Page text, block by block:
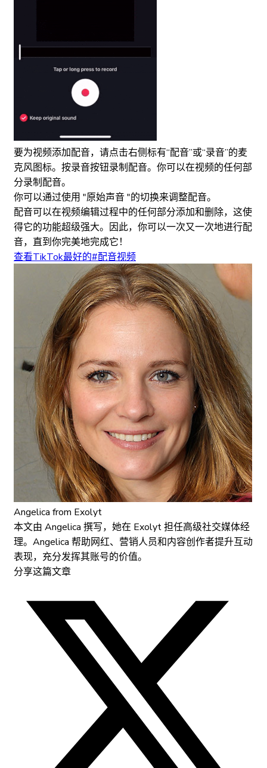
要为视频添加配音，请点击右侧标有“配音”或“录音”的麦
克风图标。按录音按钮录制配音。你可以在视频的任何部
分录制配音。
你可以通过使用 "原始声音 "的切换来调整配音。
配音可以在视频编辑过程中的任何部分添加和删除，这使
得它的功能超级强大。因此，你可以一次又一次地进行配
音，直到你完美地完成它！
查看TikTok最好的#配音视频
Angelica from Exolyt
本文由 Angelica 撰写，她在 Exolyt 担任高级社交媒体经
理。Angelica 帮助网红、营销人员和内容创作者提升互动
表现，充分发挥其账号的价值。
分享这篇文章